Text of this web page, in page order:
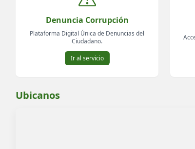
Denuncia Corrupción
Plataforma Digital Única de Denuncias del
Ciudadano.
Ir al servicio
Ubicanos